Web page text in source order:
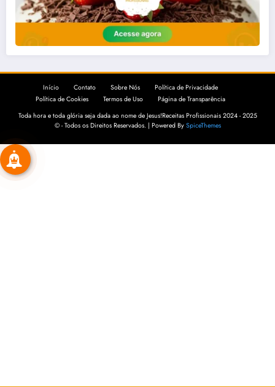
Início Contato Sobre Nós
Política de Privacidade
Política de Cookies
Termos de Uso
Página de Transparência
Toda hora e toda glória seja dada ao nome de Jesus!Receitas Profissionais 2024 - 2025
© - Todos os Direitos Reservados. | Powered By SpiceThemes